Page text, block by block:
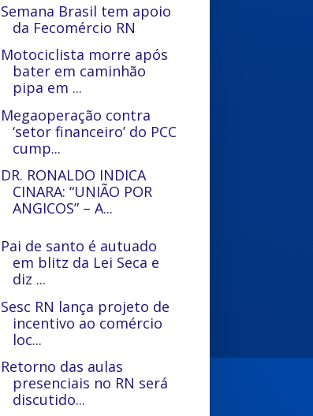
Semana Brasil tem apoio
da Fecomércio RN
Motociclista morre após
bater em caminhão
pipa em ...
Megaoperação contra
‘setor financeiro’ do PCC
cump...
DR. RONALDO INDICA
CINARA: “UNIÃO POR
ANGICOS” – A...
Pai de santo é autuado
em blitz da Lei Seca e
diz ...
Sesc RN lança projeto de
incentivo ao comércio
loc...
Retorno das aulas
presenciais no RN será
discutido...